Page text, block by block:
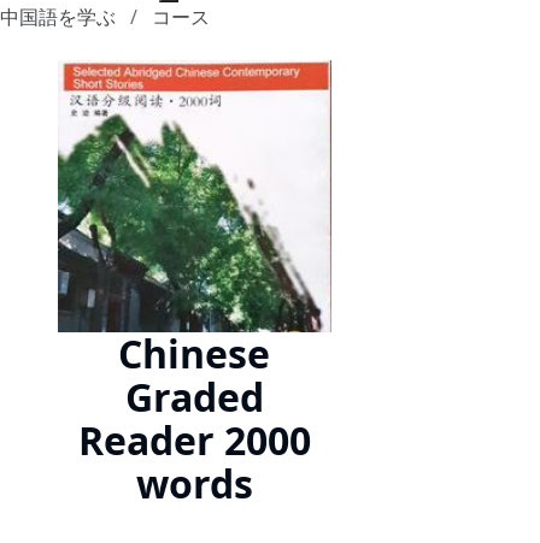
中国語を学ぶ コース
Chinese
Graded
Reader 2000
words